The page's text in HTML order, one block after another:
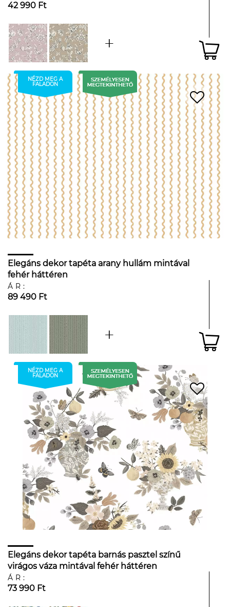
42 990 Ft
NÉZD MEG A
FALADON
Elegáns dekor tapéta arany hullám mintával
fehér háttéren
ÁR:
89 490 Ft
NÉZD MEG A
FALADON
Elegáns dekor tapéta barnás pasztel színű
virágos váza mintával fehér háttéren
ÁR:
73 990 Ft